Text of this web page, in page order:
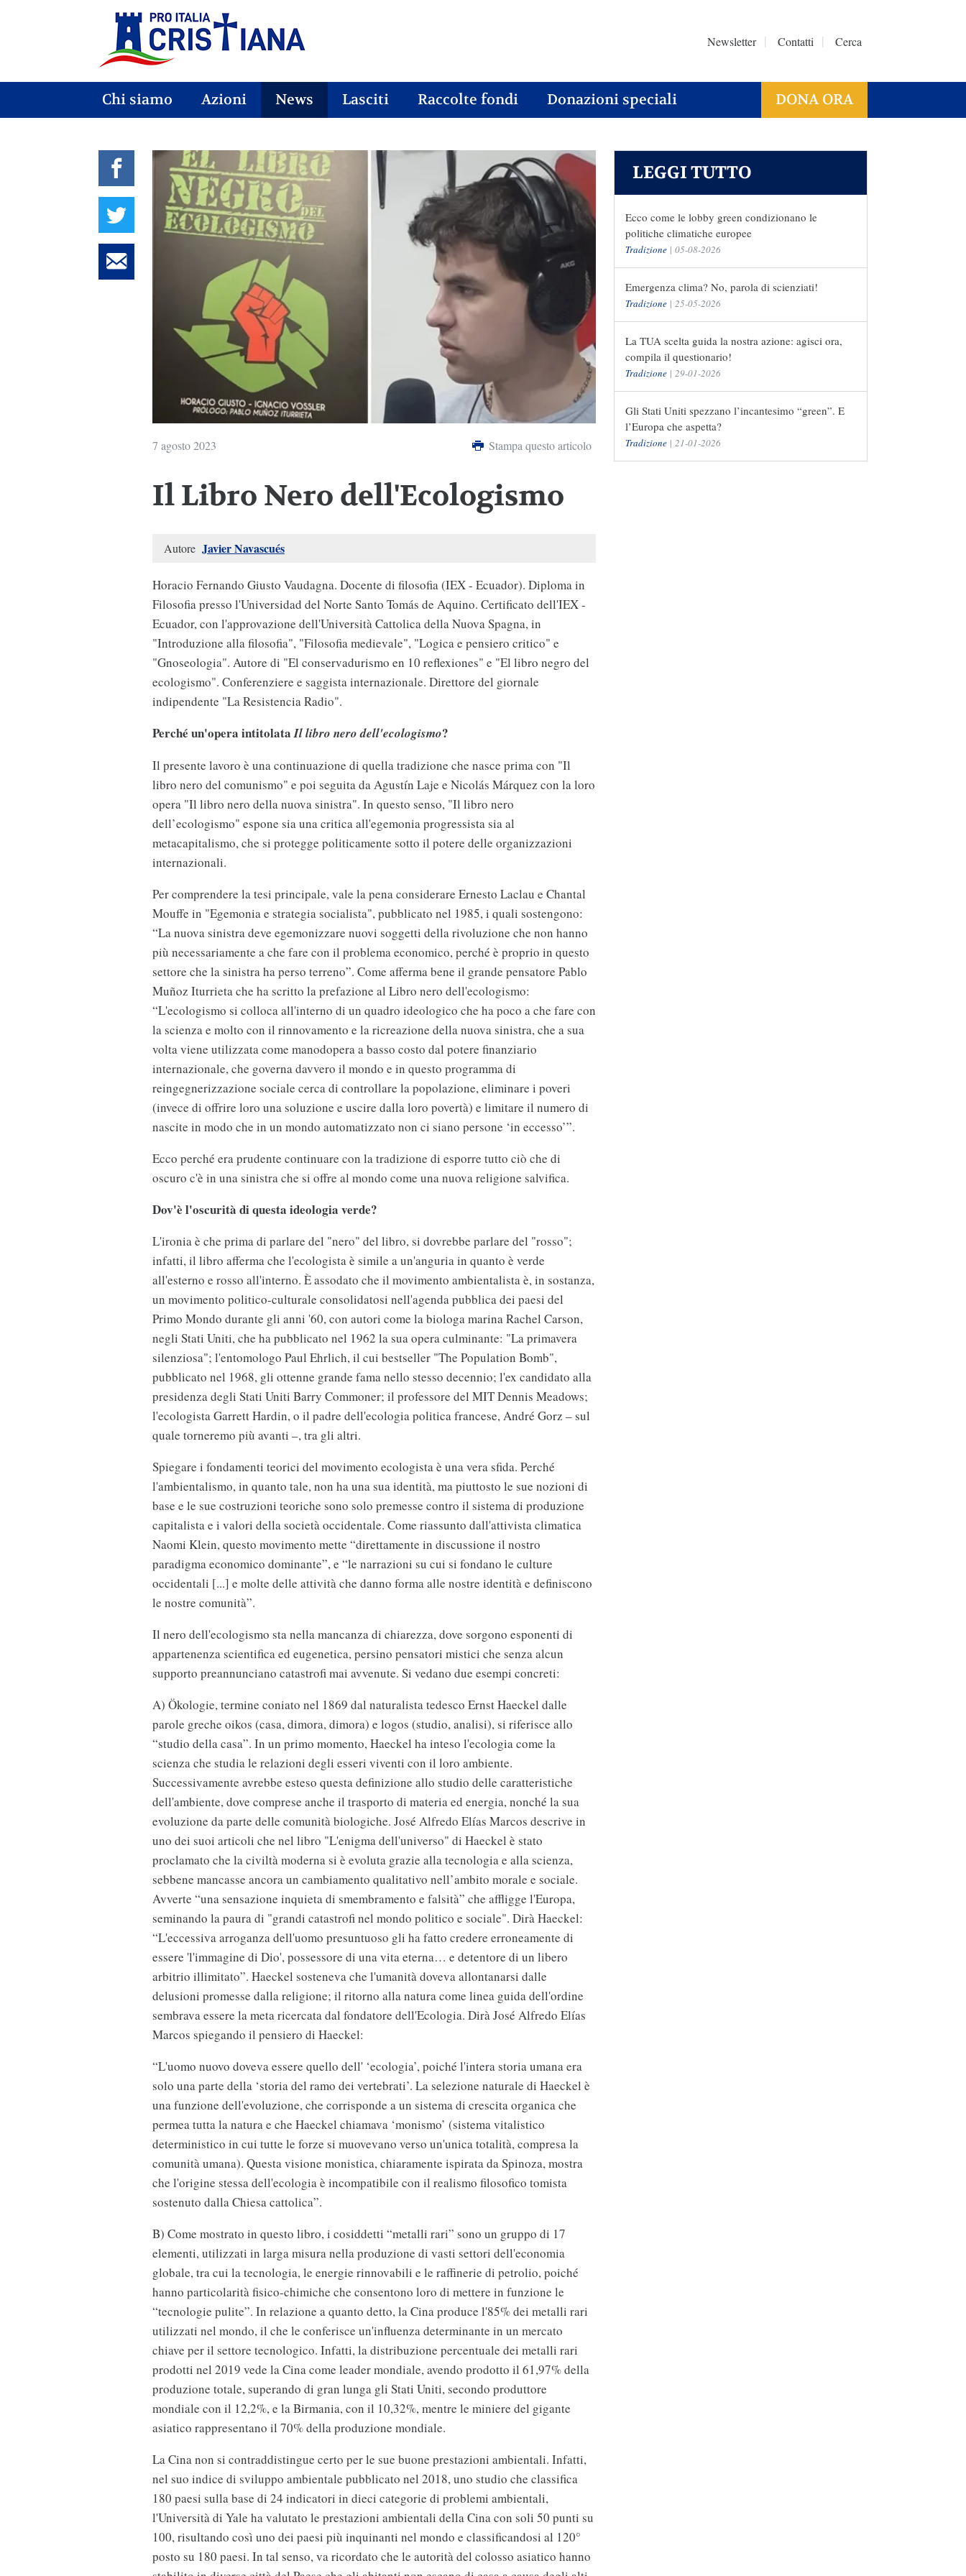
Newsletter Contatti Cerca
Chi siamo Azioni News Lasciti Raccolte fondi Donazioni speciali DONA ORA
7 agosto 2023 Stampa questo articolo
Il Libro Nero dell'Ecologismo
Autore Javier Navascués
Horacio Fernando Giusto Vaudagna. Docente di filosofia (IEX - Ecuador). Diploma in
Filosofia presso l'Universidad del Norte Santo Tomás de Aquino. Certificato dell'IEX -
Ecuador, con l'approvazione dell'Università Cattolica della Nuova Spagna, in
"Introduzione alla filosofia", "Filosofia medievale", "Logica e pensiero critico" e
"Gnoseologia". Autore di "El conservadurismo en 10 reflexiones" e "El libro negro del
ecologismo". Conferenziere e saggista internazionale. Direttore del giornale
indipendente "La Resistencia Radio".
Perché un'opera intitolataIl libro nero dell'ecologismo?
Il presente lavoro è una continuazione di quella tradizione che nasce prima con "Il
libro nero del comunismo" e poi seguita da Agustín Laje e Nicolás Márquez con la loro
opera "Il libro nero della nuova sinistra". In questo senso, "Il libro nero
dell’ecologismo" espone sia una critica all'egemonia progressista sia al
metacapitalismo, che si protegge politicamente sotto il potere delle organizzazioni
internazionali.
Per comprendere la tesi principale, vale la pena considerare Ernesto Laclau e Chantal
Mouffe in "Egemonia e strategia socialista", pubblicato nel 1985, i quali sostengono:
“La nuova sinistra deve egemonizzare nuovi soggetti della rivoluzione che non hanno
più necessariamente a che fare con il problema economico, perché è proprio in questo
settore che la sinistra ha perso terreno”. Come afferma bene il grande pensatore Pablo
Muñoz Iturrieta che ha scritto la prefazione al Libro nero dell'ecologismo:
“L'ecologismo si colloca all'interno di un quadro ideologico che ha poco a che fare con
la scienza e molto con il rinnovamento e la ricreazione della nuova sinistra, che a sua
volta viene utilizzata come manodopera a basso costo dal potere finanziario
internazionale, che governa davvero il mondo e in questo programma di
reingegnerizzazione sociale cerca di controllare la popolazione, eliminare i poveri
(invece di offrire loro una soluzione e uscire dalla loro povertà) e limitare il numero di
nascite in modo che in un mondo automatizzato non ci siano persone ‘in eccesso’”.
Ecco perché era prudente continuare con la tradizione di esporre tutto ciò che di
oscuro c'è in una sinistra che si offre al mondo come una nuova religione salvifica.
Dov'è l'oscurità di questa ideologia verde?
L'ironia è che prima di parlare del "nero" del libro, si dovrebbe parlare del "rosso";
infatti, il libro afferma che l'ecologista è simile a un'anguria in quanto è verde
all'esterno e rosso all'interno. È assodato che il movimento ambientalista è, in sostanza,
un movimento politico-culturale consolidatosi nell'agenda pubblica dei paesi del
Primo Mondo durante gli anni '60, con autori come la biologa marina Rachel Carson,
negli Stati Uniti, che ha pubblicato nel 1962 la sua opera culminante: "La primavera
silenziosa"; l'entomologo Paul Ehrlich, il cui bestseller "The Population Bomb",
pubblicato nel 1968, gli ottenne grande fama nello stesso decennio; l'ex candidato alla
presidenza degli Stati Uniti Barry Commoner; il professore del MIT Dennis Meadows;
l'ecologista Garrett Hardin, o il padre dell'ecologia politica francese, André Gorz – sul
quale torneremo più avanti –, tra gli altri.
Spiegare i fondamenti teorici del movimento ecologista è una vera sfida. Perché
l'ambientalismo, in quanto tale, non ha una sua identità, ma piuttosto le sue nozioni di
base e le sue costruzioni teoriche sono solo premesse contro il sistema di produzione
capitalista e i valori della società occidentale. Come riassunto dall'attivista climatica
Naomi Klein, questo movimento mette “direttamente in discussione il nostro
paradigma economico dominante”, e “le narrazioni su cui si fondano le culture
occidentali [...] e molte delle attività che danno forma alle nostre identità e definiscono
le nostre comunità”.
Il nero dell'ecologismo sta nella mancanza di chiarezza, dove sorgono esponenti di
appartenenza scientifica ed eugenetica, persino pensatori mistici che senza alcun
supporto preannunciano catastrofi mai avvenute. Si vedano due esempi concreti:
A) Ökologie, termine coniato nel 1869 dal naturalista tedesco Ernst Haeckel dalle
parole greche oikos (casa, dimora, dimora) e logos (studio, analisi), si riferisce allo
“studio della casa”. In un primo momento, Haeckel ha inteso l'ecologia come la
scienza che studia le relazioni degli esseri viventi con il loro ambiente.
Successivamente avrebbe esteso questa definizione allo studio delle caratteristiche
dell'ambiente, dove comprese anche il trasporto di materia ed energia, nonché la sua
evoluzione da parte delle comunità biologiche. José Alfredo Elías Marcos descrive in
uno dei suoi articoli che nel libro "L'enigma dell'universo" di Haeckel è stato
proclamato che la civiltà moderna si è evoluta grazie alla tecnologia e alla scienza,
sebbene mancasse ancora un cambiamento qualitativo nell’ambito morale e sociale.
Avverte “una sensazione inquieta di smembramento e falsità” che affligge l'Europa,
seminando la paura di "grandi catastrofi nel mondo politico e sociale". Dirà Haeckel:
“L'eccessiva arroganza dell'uomo presuntuoso gli ha fatto credere erroneamente di
essere 'l'immagine di Dio', possessore di una vita eterna… e detentore di un libero
arbitrio illimitato”. Haeckel sosteneva che l'umanità doveva allontanarsi dalle
delusioni promesse dalla religione; il ritorno alla natura come linea guida dell'ordine
sembrava essere la meta ricercata dal fondatore dell'Ecologia. Dirà José Alfredo Elías
Marcos spiegando il pensiero di Haeckel:
“L'uomo nuovo doveva essere quello dell' ‘ecologia’, poiché l'intera storia umana era
solo una parte della ‘storia del ramo dei vertebrati’. La selezione naturale di Haeckel è
una funzione dell'evoluzione, che corrisponde a un sistema di crescita organica che
permea tutta la natura e che Haeckel chiamava ‘monismo’ (sistema vitalistico
deterministico in cui tutte le forze si muovevano verso un'unica totalità, compresa la
comunità umana). Questa visione monistica, chiaramente ispirata da Spinoza, mostra
che l'origine stessa dell'ecologia è incompatibile con il realismo filosofico tomista
sostenuto dalla Chiesa cattolica”.
B) Come mostrato in questo libro, i cosiddetti “metalli rari” sono un gruppo di 17
elementi, utilizzati in larga misura nella produzione di vasti settori dell'economia
globale, tra cui la tecnologia, le energie rinnovabili e le raffinerie di petrolio, poiché
hanno particolarità fisico-chimiche che consentono loro di mettere in funzione le
“tecnologie pulite”. In relazione a quanto detto, la Cina produce l'85% dei metalli rari
utilizzati nel mondo, il che le conferisce un'influenza determinante in un mercato
chiave per il settore tecnologico. Infatti, la distribuzione percentuale dei metalli rari
prodotti nel 2019 vede la Cina come leader mondiale, avendo prodotto il 61,97% della
produzione totale, superando di gran lunga gli Stati Uniti, secondo produttore
mondiale con il 12,2%, e la Birmania, con il 10,32%, mentre le miniere del gigante
asiatico rappresentano il 70% della produzione mondiale.
La Cina non si contraddistingue certo per le sue buone prestazioni ambientali. Infatti,
nel suo indice di sviluppo ambientale pubblicato nel 2018, uno studio che classifica
180 paesi sulla base di 24 indicatori in dieci categorie di problemi ambientali,
l'Università di Yale ha valutato le prestazioni ambientali della Cina con soli 50 punti su
100, risultando così uno dei paesi più inquinanti nel mondo e classificandosi al 120°
posto su 180 paesi. In tal senso, va ricordato che le autorità del colosso asiatico hanno
LEGGI TUTTO
Ecco come le lobby green condizionano le
politiche climatiche europee
Tradizione | 05-08-2026
Emergenza clima? No, parola di scienziati!
Tradizione | 25-05-2026
La TUA scelta guida la nostra azione: agisci ora,
compila il questionario!
Tradizione | 29-01-2026
Gli Stati Uniti spezzano l’incantesimo “green”. E
l’Europa che aspetta?
Tradizione | 21-01-2026